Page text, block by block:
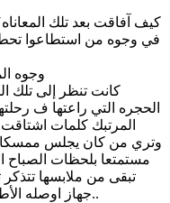
كيف آفاقت بعد تلك
في وجوه من استطاعوا
وجوه
كانت تنظر إلى تلك
الحجره التي راعتها ف
المرتبك كلمات اشتاقت
وتري من كان يجلس ممسكا
مستمتعا بلحظات الصباح
تبقى من ملابسها
جهاز اوصله الأطباء إلى أنفاسها متأملين أن يكتب النهايه..